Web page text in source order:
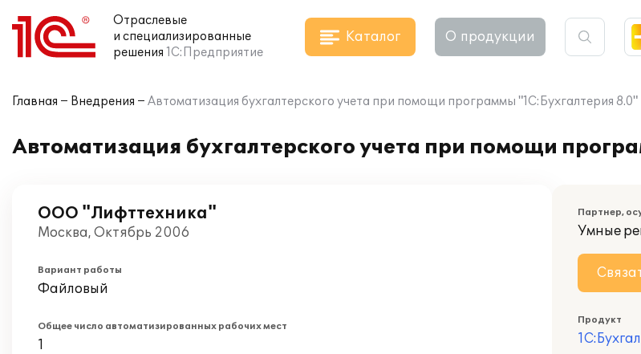
Отраслевые
и специализированные
решения 1С:Предприятие
Каталог О продукции
Главная Внедрения Автоматизация бухгалтерского учета при помощи программы "1С:Бухгалтерия 8.0"
Автоматизация бухгалтерского учета при помощи
ООО "Лифттехника"
Москва, Октябрь 2006
Вариант работы
Файловый
Общее число автоматизированных рабочих мест
1
Партнер,
Умные
Продукт